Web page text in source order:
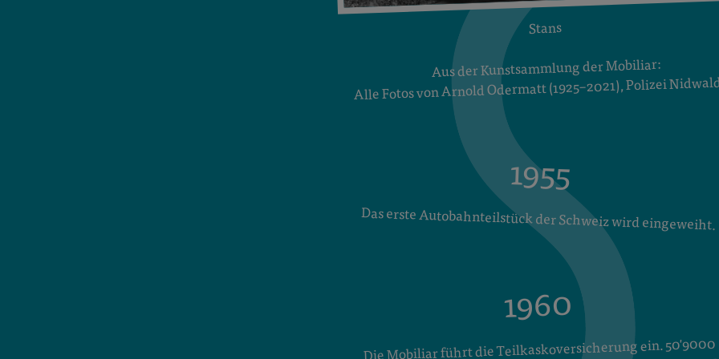
Stans
Aus der Kunstsammlung der Mobiliar:
Alle Fotos von Arnold Odermatt (1925–2021), Polizei
1955
Das erste Autobahnteilstück der Schweiz wird eingeweiht.
1960
Die Mobiliar führt die Teilkaskoversicherung ein. 50'9000